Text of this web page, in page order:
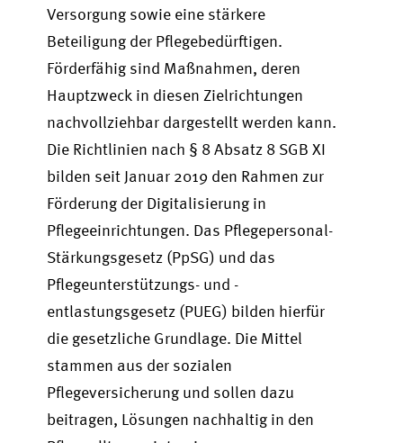
Versorgung sowie eine stärkere
Beteiligung der Pflegebedürftigen.
Förderfähig sind Maßnahmen, deren
Hauptzweck in diesen Zielrichtungen
nachvollziehbar dargestellt werden kann.
Die Richtlinien nach § 8 Absatz 8 SGB XI
bilden seit Januar 2019 den Rahmen zur
Förderung der Digitalisierung in
Pflegeeinrichtungen. Das Pflegepersonal-
Stärkungsgesetz (PpSG) und das
Pflegeunterstützungs- und -
entlastungsgesetz (PUEG) bilden hierfür
die gesetzliche Grundlage. Die Mittel
stammen aus der sozialen
Pflegeversicherung und sollen dazu
beitragen, Lösungen nachhaltig in den